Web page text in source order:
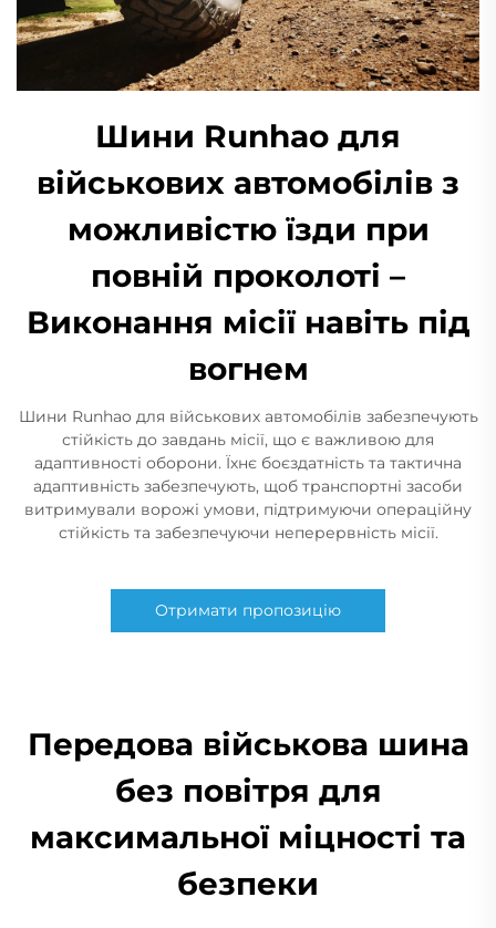
Шини Runhao для
військових автомобілів з
можливістю їзди при
повній проколоті –
Виконання місії навіть під
вогнем
Шини Runhao для військових автомобілів забезпечують
стійкість до завдань місії, що є важливою для
адаптивності оборони. Їхнє боєздатність та тактична
адаптивність забезпечують, щоб транспортні засоби
витримували ворожі умови, підтримуючи операційну
стійкість та забезпечуючи неперервність місії.
Отримати пропозицію
Передова військова шина
без повітря для
максимальної міцності та
безпеки